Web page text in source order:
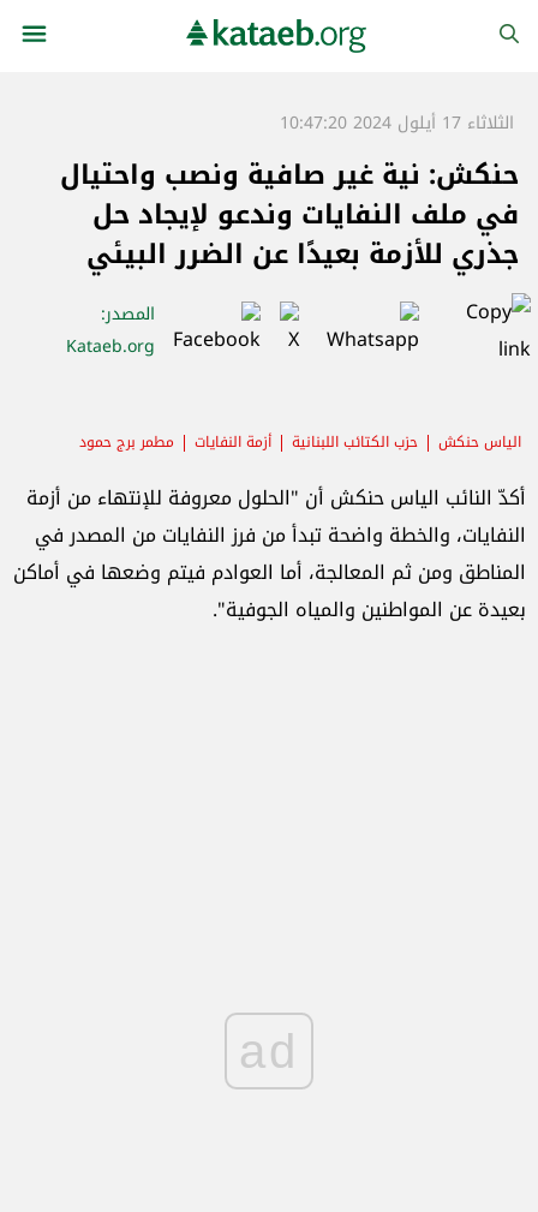
الثلاثاء 17 أيلول 2024 10:47:20
حنكش: نية غير صافية ونصب واحتيال
في ملف النفايات وندعو لإيجاد حل
جذري للأزمة بعيدًا عن الضرر البيئي
المصدر:
Kataeb.org
الياس حنكش حزب الكتائب اللبنانية أزمة النفايات
مطمر برج حمود
أكدّ النائب الياس حنكش أن "الحلول معروفة للإنتهاء من أزمة
النفايات، والخطة واضحة تبدأ من فرز النفايات من المصدر في
المناطق ومن ثم المعالجة، أما العوادم فيتم وضعها في أماكن
بعيدة عن المواطنين والمياه الجوفية".
ad